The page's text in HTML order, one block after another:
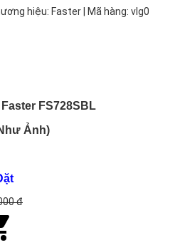
hiệu: Faster | Mã hàng: vlg0
FS728SBL
Ảnh)
đ